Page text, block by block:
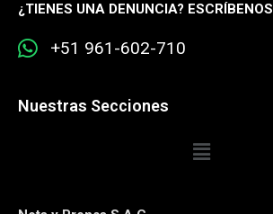
¿TIENES UNA DENUNCIA? ESCRÍBENOS
+51 961-602-710
Nuestras Secciones